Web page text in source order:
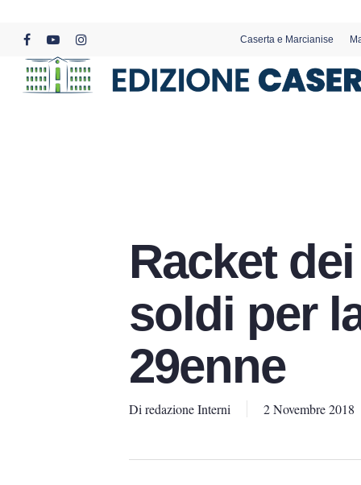
content
facebookyoutubeinstagram
Caserta e Marcianise
Racket
soldi per
29enne
Di redazione Interni 2 Novembre 2018